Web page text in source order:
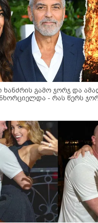
ხანძრის გამო ჯორჯ და
- რას წერს